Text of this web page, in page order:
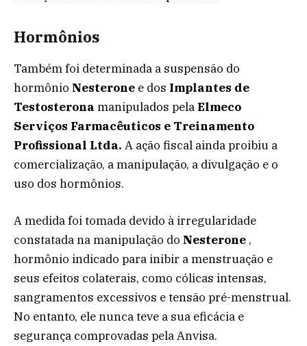
Hormônios
Também foi determinada a suspensão do
hormônio Nesterone e dos Implantes de
Testosterona manipulados pelaElmeco
Serviços Farmacêuticos e Treinamento
Profissional Ltda. A ação fiscal ainda proibiu a
comercialização, a manipulação, a divulgação e o
uso dos hormônios.
A medida foi tomada devido à irregularidade
constatada na manipulação do Nesterone ,
hormônio indicado para inibir a menstruação e
seus efeitos colaterais, como cólicas intensas,
sangramentos excessivos e tensão pré-menstrual.
No entanto, ele nunca teve a sua eficácia e
segurança comprovadas pela Anvisa.